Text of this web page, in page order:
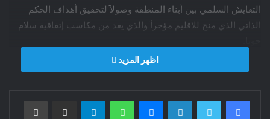
التعايش السلمي بين أبناء المنطقة وصولاََ لتحقيق أهداف الحكم
الذاتي الذي منح للاقليم مؤخراََ والذي يعد من مكاسب إتفاقية سلام
من جانبهم فقد أكد زعماء وعمد القبائل المختلفة رغبتهم وحرصهم
على فتح صفحة جديدة من صفحات التمازج المجتمعي والعودة
العنصرية.
اظهر المزيد
فيسبوك تويتر لينكدإن ماسنجر واتساب تيلقرام مشاركة عبر البريد طباعة